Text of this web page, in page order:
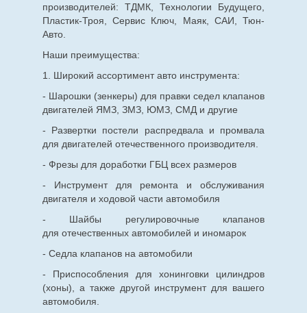
производителей: ТДМК, Технологии Будущего,
Пластик-Троя, Сервис Ключ, Маяк, САИ, Тюн-
Авто.
Наши преимущества:
1. Широкий ассортимент авто инструмента:
- Шарошки (зенкеры) для правки седел клапанов
двигателей ЯМЗ, ЗМЗ, ЮМЗ, СМД и другие
- Развертки постели распредвала и промвала
для двигателей отечественного производителя.
- Фрезы для доработки ГБЦ всех размеров
- Инструмент для ремонта и обслуживания
двигателя и ходовой части автомобиля
- Шайбы регулировочные клапанов
для отечественныхавтомобилей и иномарок
- Седла клапанов на автомобили
- Приспособления для хонинговки цилиндров
(хоны), а также другой инструмент для вашего
автомобиля.